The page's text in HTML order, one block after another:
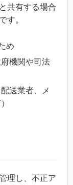
共有する場合
す。
め
機関や司法
送業者、メ
理し、不正ア